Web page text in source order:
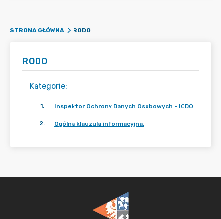
STRONA GŁÓWNA RODO
RODO
Kategorie:
1. Inspektor Ochrony Danych Osobowych - IODO
2. Ogólna klauzula informacyjna.